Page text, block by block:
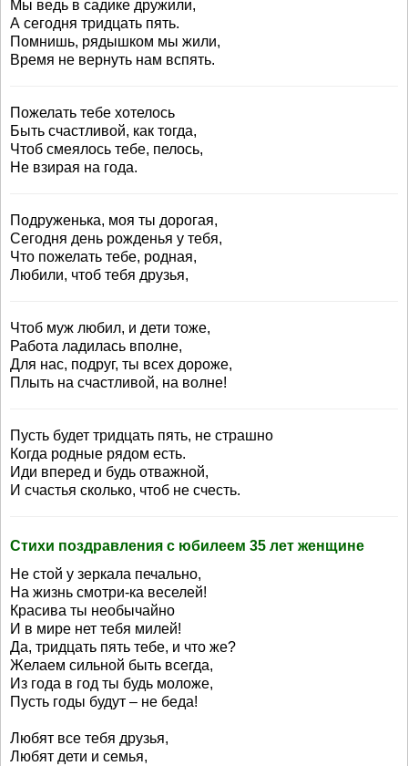
Мы ведь в садике дружили,
А сегодня тридцать пять.
Помнишь, рядышком мы жили,
Время не вернуть нам вспять.
Пожелать тебе хотелось
Быть счастливой, как тогда,
Чтоб смеялось тебе, пелось,
Не взирая на года.
Подруженька, моя ты дорогая,
Сегодня день рожденья у тебя,
Что пожелать тебе, родная,
Любили, чтоб тебя друзья,
Чтоб муж любил, и дети тоже,
Работа ладилась вполне,
Для нас, подруг, ты всех дороже,
Плыть на счастливой, на волне!
Пусть будет тридцать пять, не страшно
Когда родные рядом есть.
Иди вперед и будь отважной,
И счастья сколько, чтоб не счесть.
Стихи поздравления с юбилеем 35 лет женщине
Не стой у зеркала печально,
На жизнь смотри-ка веселей!
Красива ты необычайно
И в мире нет тебя милей!
Да, тридцать пять тебе, и что же?
Желаем сильной быть всегда,
Из года в год ты будь моложе,
Пусть годы будут – не беда!
Любят все тебя друзья,
Любят дети и семья,